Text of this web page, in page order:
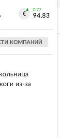
0.77
94.83
КОМПАНИЙ
из-за